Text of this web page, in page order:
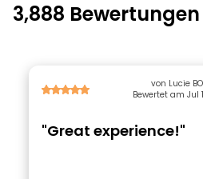
3,888
von Lucie
Bewertet am Jul
"Great experience!"